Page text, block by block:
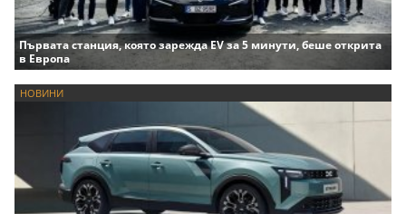
Първата станция, която зарежда EV за 5 минути, беше открита
в Европа
НОВИНИ